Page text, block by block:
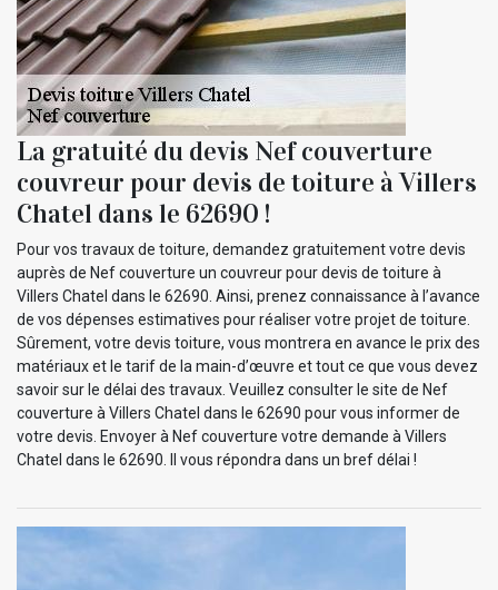
La gratuité du devis Nef couverture
couvreur pour devis de toiture à Villers
Chatel dans le 62690 !
Pour vos travaux de toiture, demandez gratuitement votre devis
auprès de Nef couverture un couvreur pour devis de toiture à
Villers Chatel dans le 62690. Ainsi, prenez connaissance à l’avance
de vos dépenses estimatives pour réaliser votre projet de toiture.
Sûrement, votre devis toiture, vous montrera en avance le prix des
matériaux et le tarif de la main-d’œuvre et tout ce que vous devez
savoir sur le délai des travaux. Veuillez consulter le site de Nef
couverture à Villers Chatel dans le 62690 pour vous informer de
votre devis. Envoyer à Nef couverture votre demande à Villers
Chatel dans le 62690. Il vous répondra dans un bref délai !